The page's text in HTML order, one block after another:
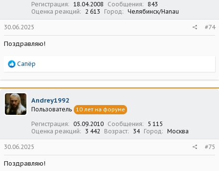
Регистрация 18.04.2008 Сообщения
843
Оценка реакций
2 613 Город Челябинск/Hanau
30.06.2025 #74
Поздравляю!
Р
а
к
ц
и
и
Сапёр
Andrey1992
Пользователь 10 лет на форуме
Регистрация 05.09.2010 Сообщения
5 115
Оценка реакций
3 442 Возраст 34 Город Москва
30.06.2025 #75
Поздравляю!